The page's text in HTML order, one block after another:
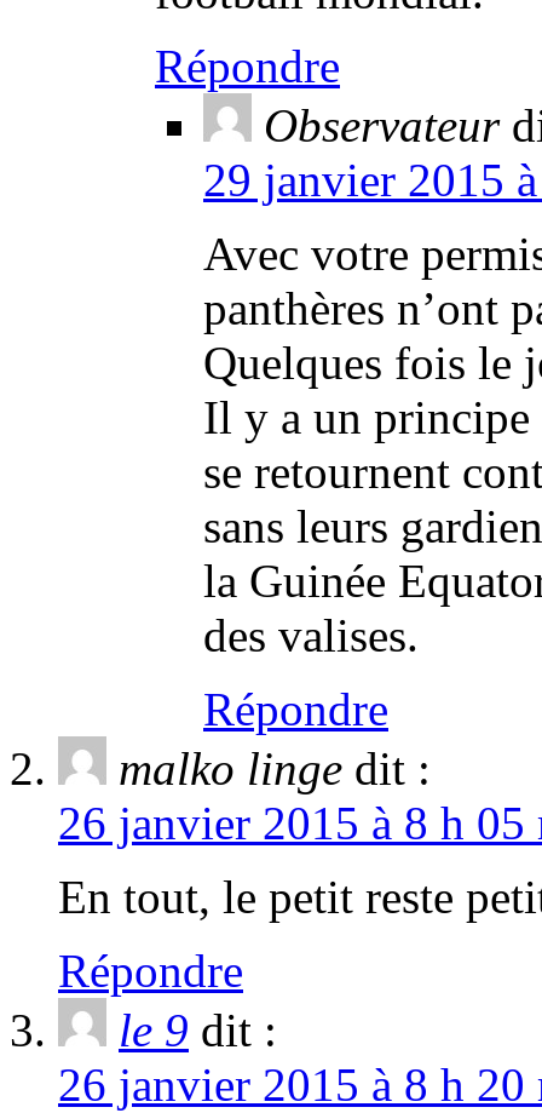
Répondre
Observateur
29 janvier 2015
Avec votre
panthères n’ont
Quelques fois le
Il y a un principe
se retournent
sans leurs
la Guinée
des valises.
Répondre
malko linge dit :
26 janvier 2015 à 8 h
En tout, le petit reste
Répondre
le 9 dit :
26 janvier 2015 à 8 h